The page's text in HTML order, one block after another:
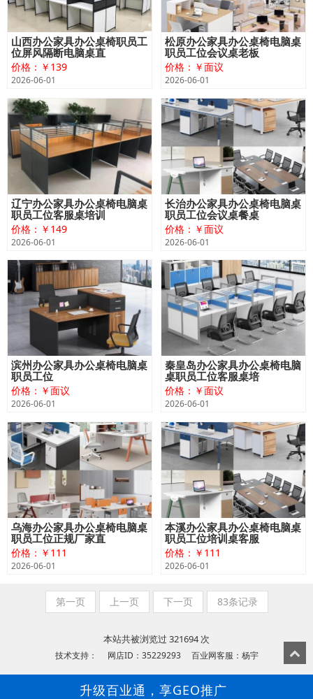
山西办公家具办公桌椅职员工
位屏风隔断电脑桌直
价格：￥139
2026-06-01
松原办公家具办公桌椅电脑桌
职员工位会议桌老板
价格：￥面议
2026-06-01
辽宁办公家具办公桌椅电脑桌
职员工位客服桌培训
价格：￥149
2026-06-01
长治办公家具办公桌椅电脑桌
职员工位会议桌餐桌
价格：￥面议
2026-06-01
滨州办公家具办公桌椅电脑桌
职员工位
价格：￥面议
2026-06-01
秦皇岛办公家具办公桌椅电脑
桌职员工位客服桌培
价格：￥面议
2026-06-01
乌海办公家具办公桌椅电脑桌
职员工位正规厂家直
价格：￥111
2026-06-01
本溪办公家具办公桌椅电脑桌
职员工位培训桌客服
价格：￥111
2026-06-01
第一页 上一页 下一页 83条记录
本站共被浏览过 321694 次
技术支持： 网店ID：35229293 百业网客服：杨宇
升级百业通，享GEO推广